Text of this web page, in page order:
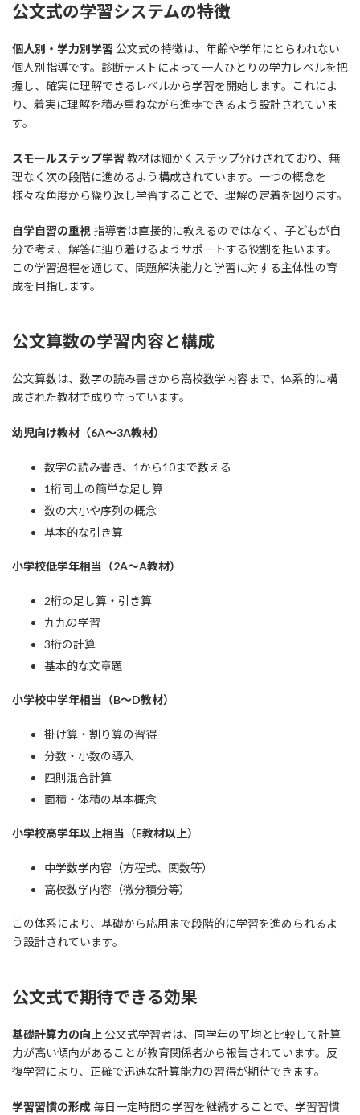
公文式の学習システムの特徴
個人別・学力別学習 公文式の特徴は、年齢や学年にとらわれない
個人別指導です。診断テストによって一人ひとりの学力レベルを把
握し、確実に理解できるレベルから学習を開始します。これによ
り、着実に理解を積み重ねながら進歩できるよう設計されていま
す。
スモールステップ学習 教材は細かくステップ分けされており、無
理なく次の段階に進めるよう構成されています。一つの概念を
様々な角度から繰り返し学習することで、理解の定着を図ります。
自学自習の重視 指導者は直接的に教えるのではなく、子どもが自
分で考え、解答に辿り着けるようサポートする役割を担います。
この学習過程を通じて、問題解決能力と学習に対する主体性の育
成を目指します。
公文算数の学習内容と構成
公文算数は、数字の読み書きから高校数学内容まで、体系的に構
成された教材で成り立っています。
幼児向け教材（6A～3A教材）
数字の読み書き、1から10まで数える
1桁同士の簡単な足し算
数の大小や序列の概念
基本的な引き算
小学校低学年相当（2A～A教材）
2桁の足し算・引き算
九九の学習
3桁の計算
基本的な文章題
小学校中学年相当（B～D教材）
掛け算・割り算の習得
分数・小数の導入
四則混合計算
面積・体積の基本概念
小学校高学年以上相当（E教材以上）
中学数学内容（方程式、関数等）
高校数学内容（微分積分等）
この体系により、基礎から応用まで段階的に学習を進められるよ
う設計されています。
公文式で期待できる効果
基礎計算力の向上 公文式学習者は、同学年の平均と比較して計算
力が高い傾向があることが教育関係者から報告されています。反
復学習により、正確で迅速な計算能力の習得が期待できます。
学習習慣の形成 毎日一定時間の学習を継続することで、学習習慣